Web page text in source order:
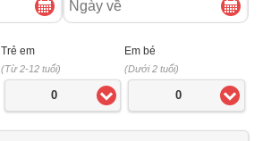
về
Trẻ em
(Từ 2-12 tuổi)
0
Em bé
(Dưới 2 tuổi)
0